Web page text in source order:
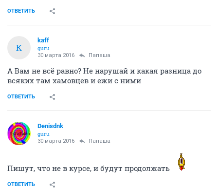
ОТВЕТИТЬ
K
kaff
guru
30 марта 2016 Папаша
А Вам не всё равно? Не нарушай и какая разница до
всяких там хамовцев и ежи с ними
ОТВЕТИТЬ
Denisdnk
guru
30 марта 2016 Папаша
Пишут, что не в курсе, и будут продолжать
ОТВЕТИТЬ